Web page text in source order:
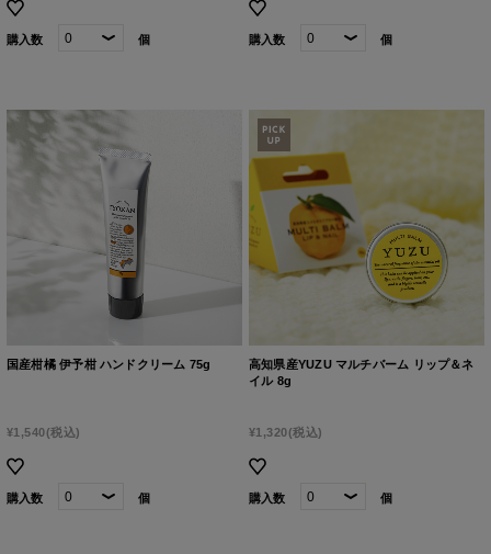
購入数 個 購入数 個
国産柑橘 伊予柑 ハンドクリーム 75g
¥1,540(税込)
購入数 個
高知県産YUZU マルチバーム リップ＆ネ
イル 8g
¥1,320(税込)
購入数 個